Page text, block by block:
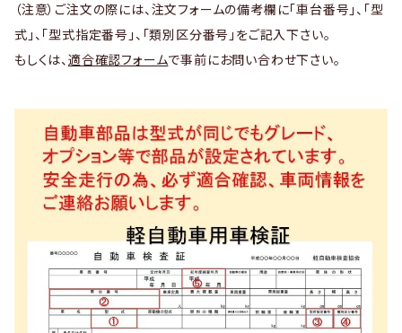
（注意）ご注文の際には、注文フォームの備考欄に「車台番号」、「型
式」、「型式指定番号」、「類別区分番号」をご記入下さい。
もしくは、 適合確認フォームで事前にお問い合わせ下さい。